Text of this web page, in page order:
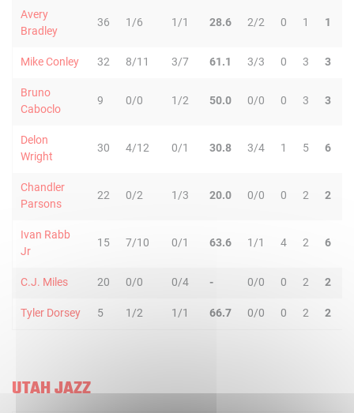
Avery
Bradley
36 1/6 1/1 28.6 2/2 0 1 1
Mike Conley 32 8/11 3/7 61.1 3/3 0 3 3
Bruno
Caboclo
9 0/0 1/2 50.0 0/0 0 3 3
Delon
Wright
30 4/12 0/1 30.8 3/4 1 5 6
Chandler
Parsons
22 0/2 1/3 20.0 0/0 0 2 2
Ivan Rabb
Jr
15 7/10 0/1 63.6 1/1 4 2 6
C.J. Miles 20 0/0 0/4 - 0/0 0 2 2
Tyler Dorsey 5 1/2 1/1 66.7 0/0 0 2 2
UTAH JAZZ